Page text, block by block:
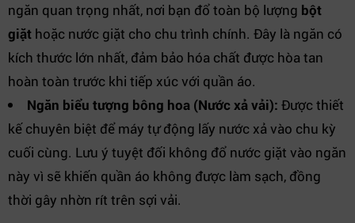
ngăn quan trọng nhất, nơi bạn đổ toàn bộ lượng bột
giặt hoặc nước giặt cho chu trình chính. Đây là ngăn có
kích thước lớn nhất, đảm bảo hóa chất được hòa tan
hoàn toàn trước khi tiếp xúc với quần áo.
Ngăn biểu tượng bông hoa (Nước xả vải): Được thiết
kế chuyên biệt để máy tự động lấy nước xả vào chu kỳ
cuối cùng. Lưu ý tuyệt đối không đổ nước giặt vào ngăn
này vì sẽ khiến quần áo không được làm sạch, đồng
thời gây nhờn rít trên sợi vải.